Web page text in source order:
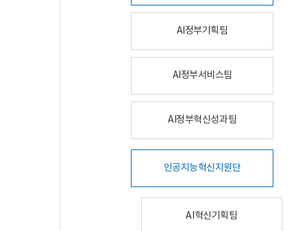
AI정부기획팀
AI정부서비스팀
AI정부혁신성과팀
인공지능혁신지원단
AI혁신기획팀